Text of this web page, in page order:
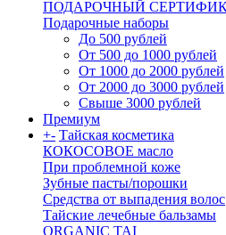
ПОДАРОЧНЫЙ
Подарочные наборы
До 500 рублей
От 500 до 1000 рублей
От 1000 до 2000 рублей
От 2000 до 3000 рублей
Свыше 3000 рублей
Премиум
+- Тайская косметика
КОКОСОВОЕ масло
При проблемной коже
Зубные пасты/порошки
Средства от выпадения волос
Тайские лечебные бальзамы
ORGANIC TAI